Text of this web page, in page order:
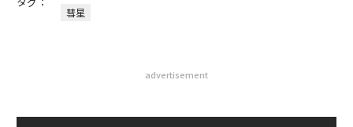
彗星
advertisement